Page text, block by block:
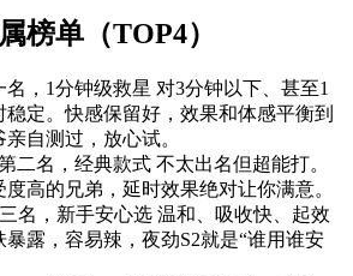
榜单（TOP4）
，1分钟级救星 对3分钟以下、甚至1
定。快感保留好，效果和体感平衡到
自测过，放心试。
名，经典款式 不太出名但超能打。
高的兄弟，延时效果绝对让你满意。
，新手安心选 温和、吸收快、起效
露，容易辣，夜劲S2就是“谁用谁安